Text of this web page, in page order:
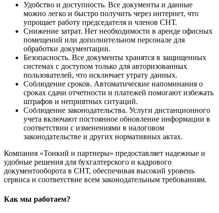
Удобство и доступность. Все документы и данные
можно легко и быстро получить через интернет, что
упрощает работу председателя и членов СНТ.
Снижение затрат. Нет необходимости в аренде офисных
помещений или дополнительном персонале для
обработки документации.
Безопасность. Все документы хранятся в защищенных
системах с доступом только для авторизованных
пользователей, что исключает утрату данных.
Соблюдение сроков. Автоматические напоминания о
сроках сдачи отчетности и платежей помогают избежать
штрафов и неприятных ситуаций.
Соблюдение законодательства. Услуги дистанционного
учета включают постоянное обновление информации в
соответствии с изменениями в налоговом
законодательстве и других нормативных актах.
Компания «Тонкий и партнеры» предоставляет надежные и
удобные решения для бухгалтерского и кадрового
документооборота в СНТ, обеспечивая высокий уровень
сервиса и соответствие всем законодательным требованиям.
Как мы работаем?